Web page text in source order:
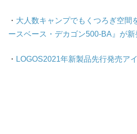
・ 大人数キャンプでもくつろぎ空間
ースベース・デカゴン500-BA』が新
・ LOGOS2021年新製品先行発売ア